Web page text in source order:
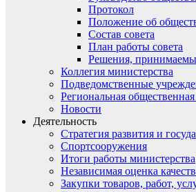
Протокол
Положение об
Состав совета
План работы совета
Решения,
Коллегия министерства
Подведомственные
Региональная
Новости
Деятельность
Стратегия развития и
Спортсооружения
Итоги работы министерства
Независимая оценка
Закупки товаров, работ,